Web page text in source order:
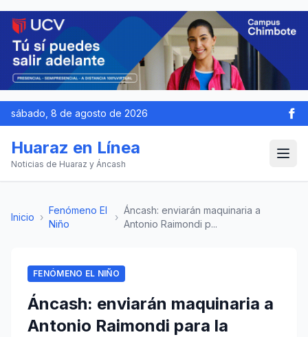
sábado, 8 de agosto de 2026
Huaraz en Línea
Noticias de Huaraz y Áncash
Inicio ›
Fenómeno El
Niño
›
Áncash: enviarán maquinaria a
Antonio Raimondi p...
FENÓMENO EL NIÑO
Áncash: enviarán maquinaria a
Antonio Raimondi para la